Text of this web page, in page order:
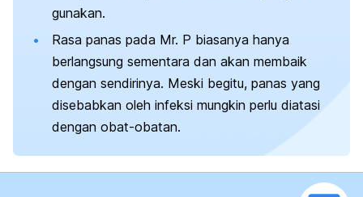
gunakan.
Rasa panas pada Mr. P biasanya hanya
berlangsung sementara dan akan membaik
dengan sendirinya. Meski begitu, panas yang
disebabkan oleh infeksi mungkin perlu diatasi
dengan obat-obatan.